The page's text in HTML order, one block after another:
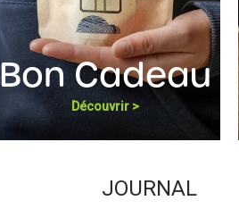
Bon Cadeau
Découvrir
JOURNAL